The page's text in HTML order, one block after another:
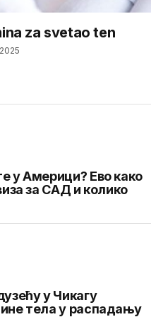
za svetao ten
у Америци? Ево како
за САД и колико
у Чикагу
тела у распадању